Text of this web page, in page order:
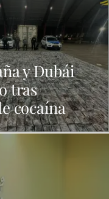
y Dubái
tras
cocaína